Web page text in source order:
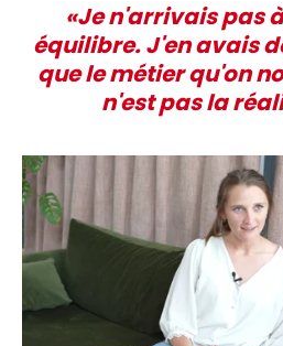
«Je n'arrivais pas
équilibre. J'en avais
que le métier qu'on
n'est pas la